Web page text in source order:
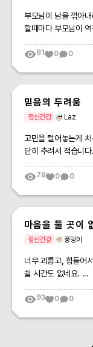
부모님이 남을 깎아
할때마다 부모님이
81 0 0
믿음의 두려움
정신건강 Laz
고민을 털어놓는게
78 0 0
마음을 둘 곳이
정신건강 풍뎅이
너무 괴롭고, 힘들어
쉴 시간도 없네요. ...
93 0 0